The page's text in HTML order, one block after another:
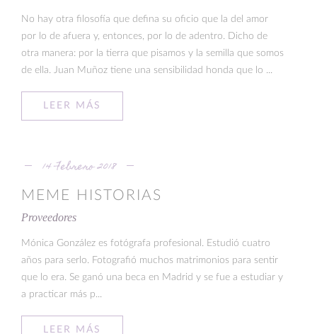
No hay otra filosofía que defina su oficio que la del amor
por lo de afuera y, entonces, por lo de adentro. Dicho de
otra manera: por la tierra que pisamos y la semilla que somos
de ella. Juan Muñoz tiene una sensibilidad honda que lo ...
LEER MÁS
14 Febrero 2018
MEME HISTORIAS
Proveedores
Mónica González es fotógrafa profesional. Estudió cuatro
años para serlo. Fotografió muchos matrimonios para sentir
que lo era. Se ganó una beca en Madrid y se fue a estudiar y
a practicar más p...
LEER MÁS